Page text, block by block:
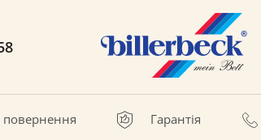
повернення Гарантія